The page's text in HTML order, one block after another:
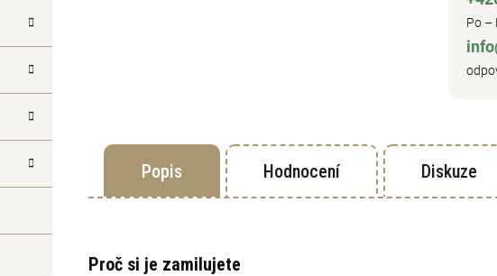
Po –
Popis Hodnocení Diskuze
Proč si je zamilujete